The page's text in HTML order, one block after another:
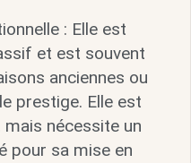
: Elle est
et est souvent
anciennes ou
prestige. Elle est
nécessite un
pour sa mise en